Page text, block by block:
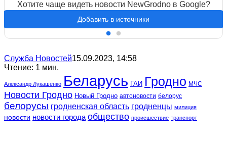
Хотите чаще видеть новости NewGrodno в Google?
Добавить в источники
Служба Новостей15.09.2023, 14:58
Чтение: 1 мин.
Александр Лукашенко Беларусь ГАИ Гродно МЧС
Новости Гродно Новый Гродно автоновости белорус
белорусы гродненская область гродненцы милиция
новости новости города общество происшествие транспорт